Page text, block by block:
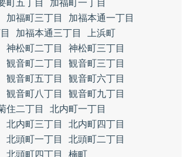
町五丁目
加福町一丁目
加福町三丁目
加福本通一丁目
加福本通三丁目
上浜町
神松町二丁目
神松町三丁目
観音町二丁目
観音町三丁目
観音町五丁目
観音町六丁目
観音町八丁目
観音町九丁目
住二丁目
北内町一丁目
北内町三丁目
北内町四丁目
北頭町一丁目
北頭町二丁目
北頭町四丁目
楠町